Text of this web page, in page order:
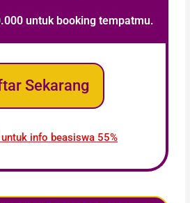
untuk booking tempatmu.
Sekarang
info beasiswa 55%